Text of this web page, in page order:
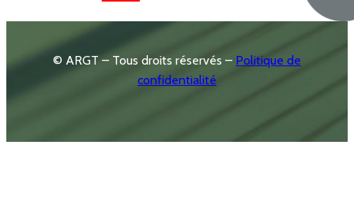
© ARGT – Tous droits réservés – Politique de
confidentialité